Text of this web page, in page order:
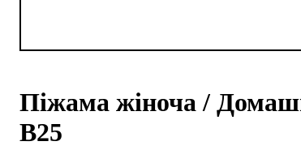
Піжама жіноча /
B25